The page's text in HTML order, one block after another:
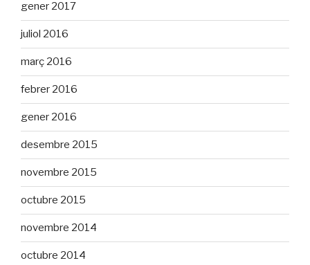
gener 2017
juliol 2016
març 2016
febrer 2016
gener 2016
desembre 2015
novembre 2015
octubre 2015
novembre 2014
octubre 2014